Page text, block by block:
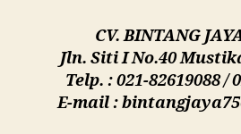
CV. BINTANG
Jln. Siti I No.40
Telp. : 021-82619088 /
E-mail :